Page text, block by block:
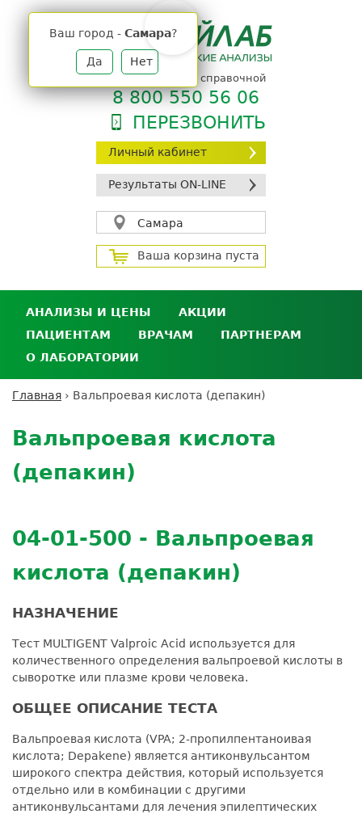
Личный кабинет
Результаты ON-LINE
Самара
Ваш город - Самара?
Да Нет
Ваша корзина пуста
телефон единой справочной
8 800 550 56 06
ПЕРЕЗВОНИТЬ
АНАЛИЗЫ И ЦЕНЫ
Анализы и цены
Где сдать анализы
Выезд на дом
Расшифровка анализов
АКЦИИ
ПАЦИЕНТАМ
Личный кабинет пациента
Дисконтная программа
Обратная связь
Усиление профилактических мер для
безопасности пациентов
ВРАЧАМ
Сотрудничество
лабораторию
ПАРТНЕРАМ
кабинет
партнёра
Экскурсия в
О ЛАБОРАТОРИИ
Вакансии
здесь
Главная › Вальпроевая кислота (депакин)
to
top
Вальпроевая кислота
(депакин)
04-01-500 - Вальпроевая
кислота (депакин)
НАЗНАЧЕНИЕ
Тест MULTIGENT Valproic Acid используется для
количественного определения вальпроевой кислоты в
сыворотке или плазме крови человека.
ОБЩЕЕ ОПИСАНИЕ ТЕСТА
Вальпроевая кислота (VPA; 2-пропилпентаноивая
кислота; Depakene) является антиконвульсантом
широкого спектра действия, который используется
отдельно или в комбинации с другими
антиконвульсантами для лечения эпилептических